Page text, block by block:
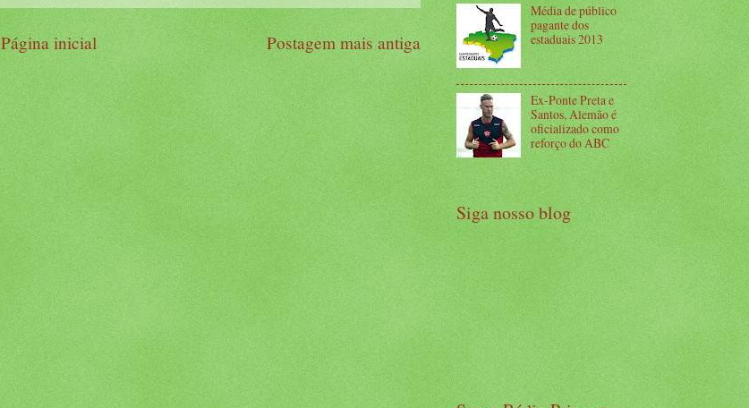
Postagem mais antiga
Página inicial
Média de público
pagante dos
estaduais 2013
Ex-Ponte Preta e
Santos, Alemão é
oficializado como
reforço do ABC
Siga nosso blog